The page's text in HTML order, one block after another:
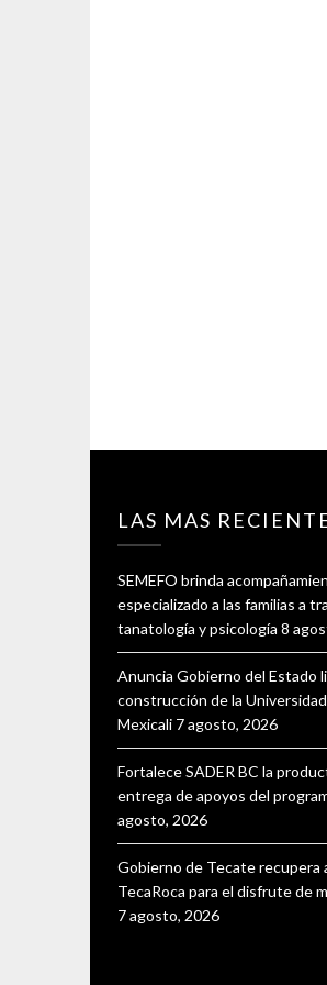
LAS MAS
SEMEFO brinda
especializado a las familias a
tanatología y psicología 8
Anuncia Gobierno del Estado
construcción de la
Mexicali 7 agosto, 2026
Fortalece SADER BC la
entrega de apoyos del
agosto, 2026
Gobierno de Tecate recupera
TecaRoca para el disfrute de
7 agosto, 2026